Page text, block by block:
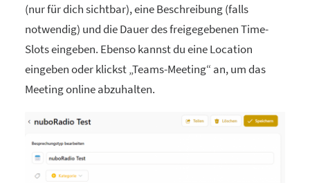
(nur für dich sichtbar), eine Beschreibung (falls
notwendig) und die Dauer des freigegebenen Time-
Slots eingeben. Ebenso kannst du eine Location
eingeben oder klickst „Teams-Meeting“ an, um das
Meeting online abzuhalten.